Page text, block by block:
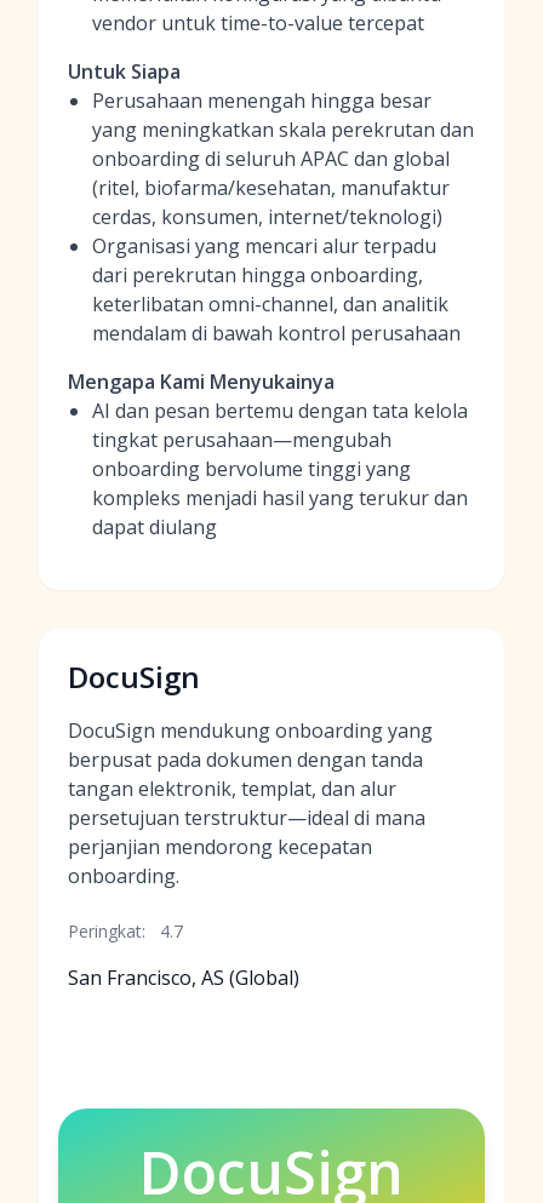
vendor untuk time-to-value tercepat
Untuk Siapa
Perusahaan menengah hingga besar
yang meningkatkan skala perekrutan dan
onboarding di seluruh APAC dan global
(ritel, biofarma/kesehatan, manufaktur
cerdas, konsumen, internet/teknologi)
Organisasi yang mencari alur terpadu
dari perekrutan hingga onboarding,
keterlibatan omni-channel, dan analitik
mendalam di bawah kontrol perusahaan
Mengapa Kami Menyukainya
AI dan pesan bertemu dengan tata kelola
tingkat perusahaan—mengubah
onboarding bervolume tinggi yang
kompleks menjadi hasil yang terukur dan
dapat diulang
DocuSign
DocuSign mendukung onboarding yang
berpusat pada dokumen dengan tanda
tangan elektronik, templat, dan alur
persetujuan terstruktur—ideal di mana
perjanjian mendorong kecepatan
onboarding.
Peringkat: 4.7
San Francisco, AS (Global)
DocuSign